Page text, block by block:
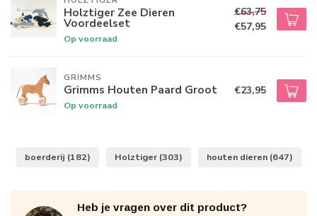
Holztiger Zee Dieren
Voordeelset
Op voorraad
€63,75
€57,95
GRIMMS
Grimms Houten Paard Groot
Op voorraad
€23,95
boerderij (182) Holztiger (303) houten dieren (647)
Heb je vragen over dit product?